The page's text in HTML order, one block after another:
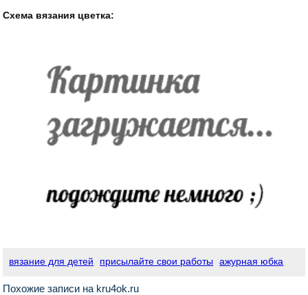
Схема вязания цветка:
вязание для детей присылайте свои работы ажурная юбка
Похожие записи на kru4ok.ru